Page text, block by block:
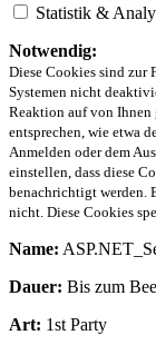
Statistik &
Notwendig:
Diese Cookies sind zur
Systemen nicht
Reaktion auf von Ihnen
entsprechen, wie etwa
Anmelden oder dem
einstellen, dass diese
benachrichtigt werden.
nicht. Diese Cookies
Name:
Dauer: Bis zum
Art: 1st Party